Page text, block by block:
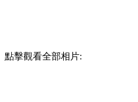
點擊觀看全部相片: